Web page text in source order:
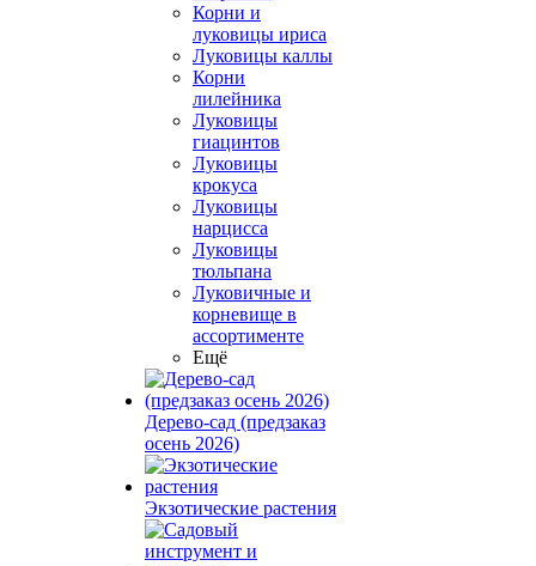
Корни и
луковицы ириса
Луковицы каллы
Корни
лилейника
Луковицы
гиацинтов
Луковицы
крокуса
Луковицы
нарцисса
Луковицы
тюльпана
Луковичные и
корневище в
ассортименте
Ещё
Дерево-сад (предзаказ
осень 2026)
Экзотические растения